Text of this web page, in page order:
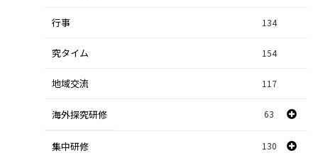
課題研究 84
自然探究 2
数学探究 2
社会探究 23
人文探究 9
行事 134
究タイム 154
地域交流 117
海外探究研修 63
探究研修 28
集中研修 130